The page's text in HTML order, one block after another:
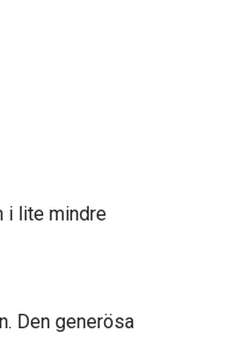
i lite mindre
Den generösa